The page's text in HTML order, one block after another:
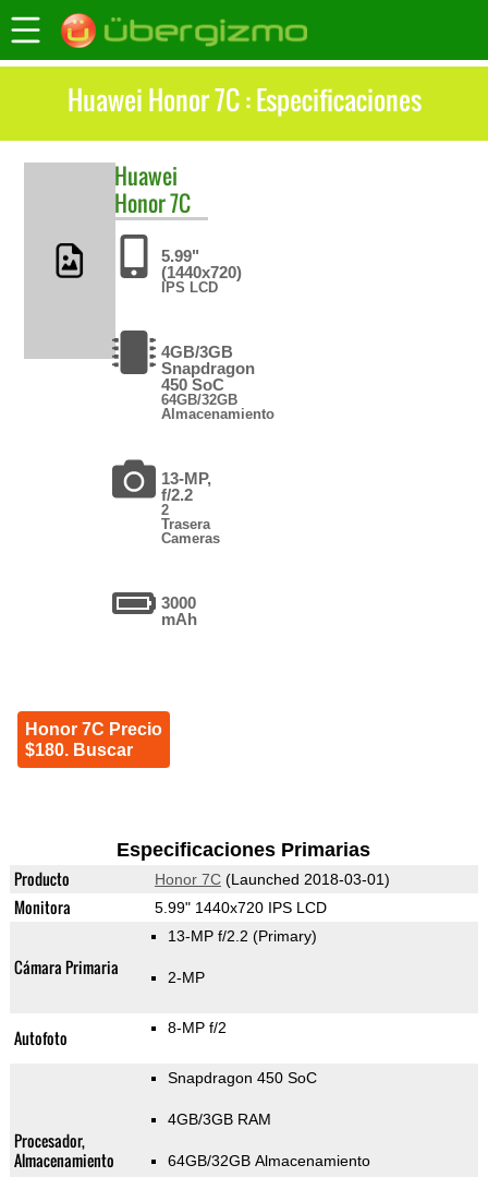
Huawei Honor 7C : Especificaciones
Huawei
Honor 7C
5.99"
(1440x720)
IPS LCD
4GB/3GB
Snapdragon
450 SoC
64GB/32GB
Almacenamiento
13-MP,
f/2.2
2
Trasera
Cameras
3000
mAh
Honor 7C Precio
$180. Buscar
Especificaciones Primarias
Producto Honor 7C(Launched 2018-03-01)
Monitora 5.99" 1440x720 IPS LCD
Cámara Primaria
13-MP f/2.2 (Primary)
2-MP
Autofoto 8-MP f/2
Procesador,
Almacenamiento
Snapdragon 450 SoC
4GB/3GB RAM
64GB/32GB Almacenamiento